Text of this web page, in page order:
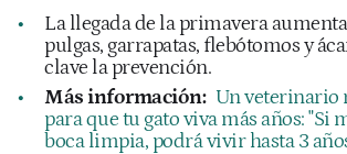
La llegada de la primavera
pulgas, garrapatas, flebótomos y
clave la prevención.
Más información: Un veterinario
para que tu gato viva más años: "Si
boca limpia, podrá vivir hasta 3